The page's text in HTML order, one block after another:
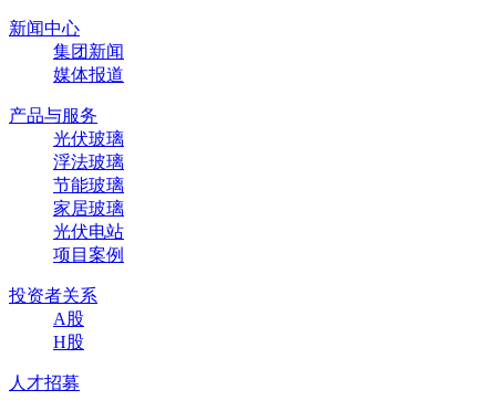
新闻中心
集团新闻
媒体报道
产品与服务
光伏玻璃
浮法玻璃
节能玻璃
家居玻璃
光伏电站
项目案例
投资者关系
A股
H股
人才招募